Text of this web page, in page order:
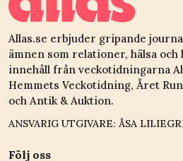
Allas.se erbjuder gripande
ämnen som relationer, hälsa och
innehåll från veckotidningarna
Hemmets Veckotidning, Året
och Antik & Auktion.
ANSVARIG UTGIVARE: ÅSA
Följ oss